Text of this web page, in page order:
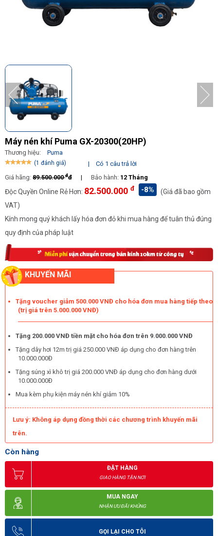
Máy nén khí Puma GX-20300(20HP)
Thương hiệu: Puma
(1 đánh giá) |
Có 1 câu trả lời
Giá hãng: 89.500.000đđ | Bảo hành: 12 Tháng
Độc Quyền Online Rẻ Hơn: 82.500.000 đ -8%
(Giá đã bao gồm
VAT)
Kính mong quý khách lấy hóa đơn đỏ khi mua hàng để tuân thủ đúng
quy định của pháp luật
KHUYẾN MÃI
Tặng voucher giảm 500.000 VNĐ cho hóa đơn mua hàng tiếp theo
(trị giá trên 5.000.000 VNĐ)
Tặng 200.000 VNĐ tiền mặt cho hóa đơn trên 9.000.000 VNĐ
Tặng dây hơi 12m trị giá 250.000 VNĐ áp dụng cho đơn hàng trên
10.000.000Đ
Tặng súng xì khô trị giá 200.000 VNĐ áp dụng cho đơn hàng dưới
10.000.000Đ
Mua kèm phụ kiện máy nén khí giảm 10%
Lưu ý: Không áp dụng đồng thời các chương trình khuyến mãi
trên.
Còn hàng
ĐẶT HÀNG
GIAO HÀNG TẬN NƠI
MUA NGAY
NHẬN ƯU ĐÃI KHỦNG
GỌI LẠI CHO TÔI